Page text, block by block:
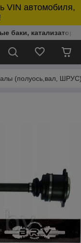
VIN автомобиля,
баки,
(полуось,вал,